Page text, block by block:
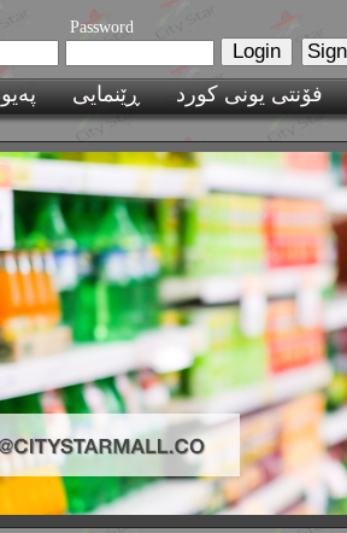
Password
فۆنتی یونی کورد ڕێنمایی